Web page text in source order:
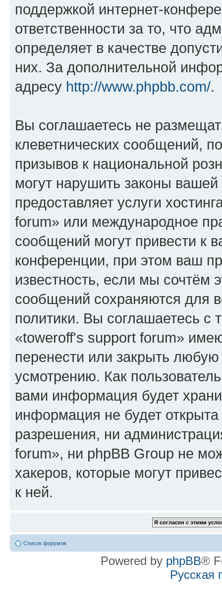
поддержкой интернет-
ответственности за то, что
определяет в качестве
них. За дополнительной
адресу http://www.phpbb.com/.
Вы соглашаетесь не
клеветнических сообщений,
призывов к национальной
могут нарушить законы
предоставляет услуги
forum» или международное
сообщений могут привести к
конференции, при этом ваш
известность, если мы сочтём
сообщений сохраняются для
политики. Вы соглашаетесь
«toweroff's support forum»
перенести или закрыть
усмотрению. Как
вами информация будет
информация не будет
разрешения, ни
forum», ни phpBB Group не
хакеров, которые могут
к ней.
Список форумов
Powered by phpBB®
Русская